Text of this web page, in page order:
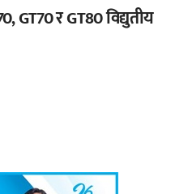
GT70 र GT80 विद्युतीय